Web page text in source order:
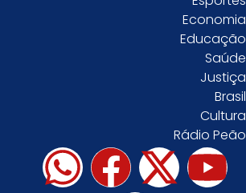
Economia
Educação
Saúde
Justiça
Brasil
Cultura
Rádio Peão